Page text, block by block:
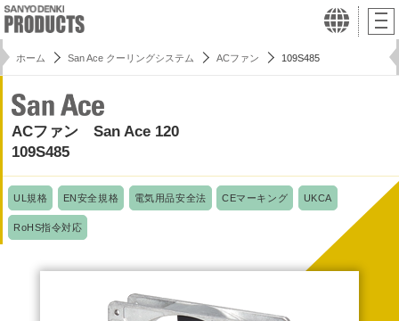
ホーム San Ace クーリングシステム ACファン 109S485
ACファン San Ace 120
109S485
UL規格 EN安全規格 電気用品安全法 CEマーキング UKCA
RoHS指令対応